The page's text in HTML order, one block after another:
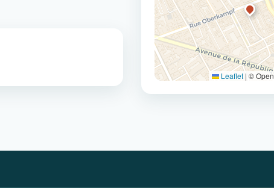
Leaflet | ©